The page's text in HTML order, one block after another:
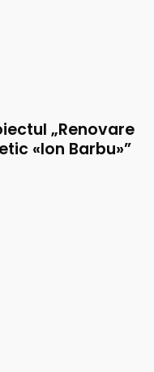
„Renovare
«Ion Barbu»”